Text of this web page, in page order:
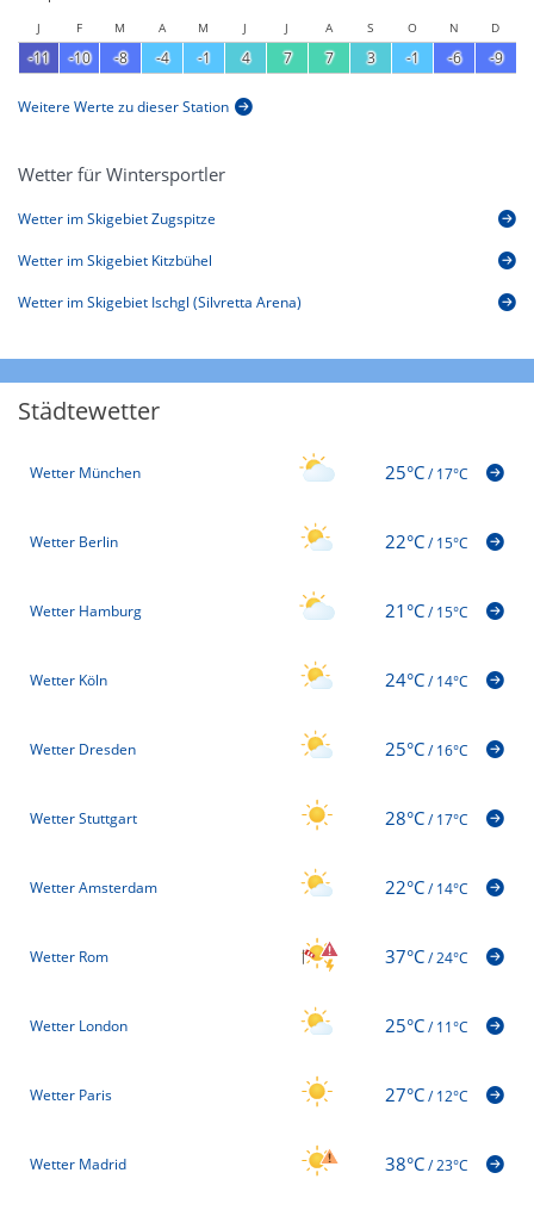
J F M A M J J A S O N D
-11 -10 -8 -4 -1 4 7 7 3 -1 -6 -9
Weitere Werte zu dieser Station
Wetter für Wintersportler
Wetter im Skigebiet Zugspitze
Wetter im Skigebiet Kitzbühel
Wetter im Skigebiet Ischgl (Silvretta Arena)
Städtewetter
Wetter München 25°C/17°C
Wetter Berlin 22°C/15°C
Wetter Hamburg 21°C/15°C
Wetter Köln 24°C/14°C
Wetter Dresden 25°C/16°C
Wetter Stuttgart 28°C/17°C
Wetter Amsterdam 22°C/14°C
Wetter Rom 37°C/24°C
Wetter London 25°C/11°C
Wetter Paris 27°C/12°C
Wetter Madrid 38°C/23°C